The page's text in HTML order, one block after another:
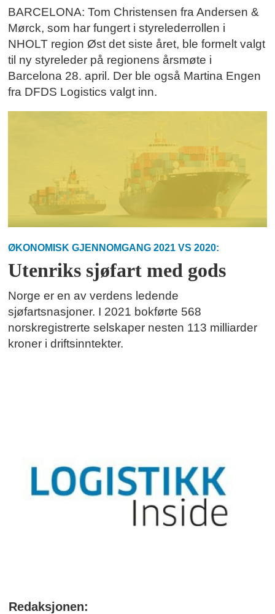
BARCELONA: Tom Christensen fra Andersen &
Mørck, som har fungert i styrelederrollen i
NHOLT region Øst det siste året, ble formelt valgt
til ny styreleder på regionens årsmøte i
Barcelona 28. april. Der ble også Martina Engen
fra DFDS Logistics valgt inn.
ØKONOMISK GJENNOMGANG 2021 VS 2020:
Utenriks sjøfart med gods
Norge er en av verdens ledende
sjøfartsnasjoner. I 2021 bokførte 568
norskregistrerte selskaper nesten 113 milliarder
kroner i driftsinntekter.
Redaksjonen: